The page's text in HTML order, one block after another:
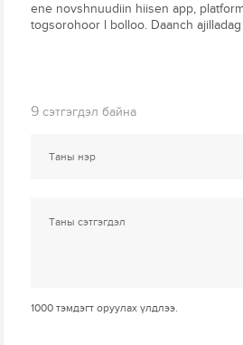
ene novshnuudiin hiisen app,
togsorohoor l bolloo. Daanch
9 сэтгэгдэл байна
1000 тэмдэгт оруулах үлдлээ.